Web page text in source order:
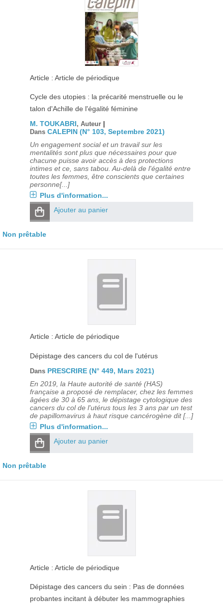
Article : Article de périodique
Cycle des utopies : la précarité menstruelle ou le
talon d'Achille de l'égalité féminine
M. TOUKABRI, Auteur |
Dans CALEPIN (N° 103, Septembre 2021)
Un engagement social et un travail sur les
mentalités sont plus que nécessaires pour que
chacune puisse avoir accès à des protections
intimes et ce, sans tabou. Au-delà de l'égalité entre
toutes les femmes, être conscients que certaines
personne[...]
Plus d'information...
Ajouter au panier
Non prêtable
Article : Article de périodique
Dépistage des cancers du col de l'utérus
Dans PRESCRIRE (N° 449, Mars 2021)
En 2019, la Haute autorité de santé (HAS)
française a proposé de remplacer, chez les femmes
âgées de 30 à 65 ans, le dépistage cytologique des
cancers du col de l'utérus tous les 3 ans par un test
de papillomavirus à haut risque cancérogène dit [...]
Plus d'information...
Ajouter au panier
Non prêtable
Article : Article de périodique
Dépistage des cancers du sein : Pas de données
probantes incitant à débuter les mammographies